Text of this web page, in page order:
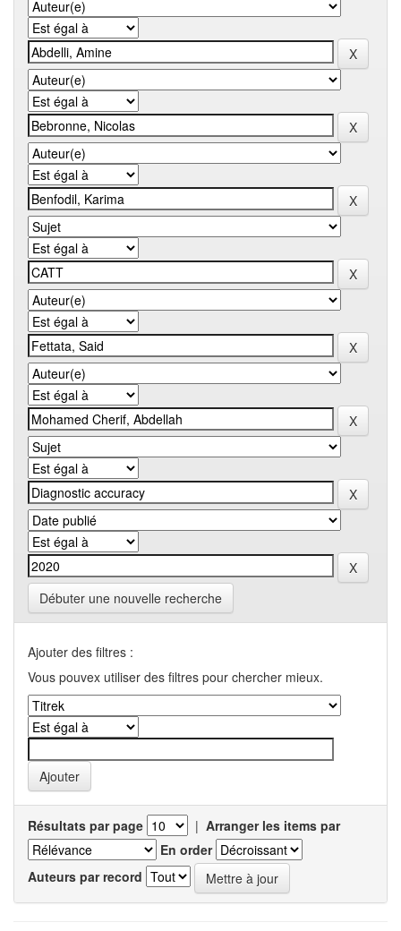
Débuter une nouvelle recherche
Ajouter des filtres :
Vous pouvex utiliser des filtres pour chercher mieux.
Résultats par page | Arranger les items par
En order
Auteurs par record